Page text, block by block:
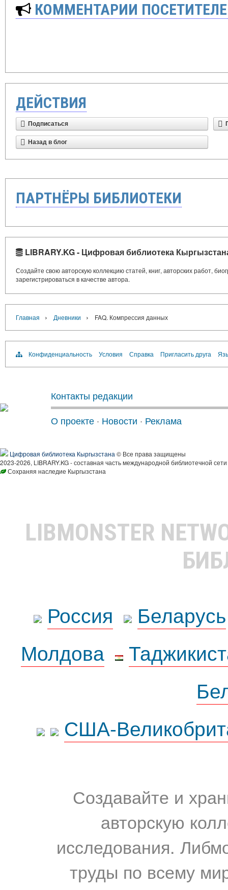
КОММЕНТАРИИ
ДЕЙСТВИЯ
Подписаться
Назад в блог
ПАРТНЁРЫ БИБЛИОТЕКИ
LIBRARY.KG - Цифровая библиотека
Создайте свою авторскую коллекцию статей, книг, авторских работ,
зарегистрироваться в качестве автора.
Главная › Дневники › FAQ. Компрессия данных
Конфиденциальность Условия Справка Пригласить друга
Контакты редакции
О проекте · Новости · Реклама
Цифровая библиотека Кыргызстана © Все права защищены
2023-2026, LIBRARY.KG - составная часть международной библиотечной
Сохраняя наследие Кыргызстана
LIBMONSTER
Россия
Беларусь
Молдова
США-
Создавайте и
авторскую
исследования.
труды по всему